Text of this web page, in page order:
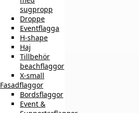
sugpropp
Droppe
Eventflagga
H-shape
Haj
Tillbehör
beachflaggor
X-small
Fasadflaggor
Bordsflaggor
Event &